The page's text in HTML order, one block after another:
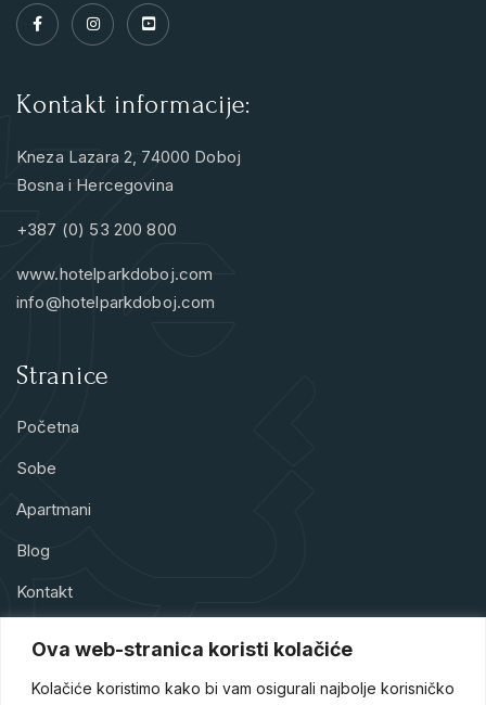
Ova web-stranica koristi kolačiće
Kolačiće koristimo kako bi vam osigurali najbolje korisničko
Kontakt informacije:
Kneza Lazara 2, 74000 Doboj
Bosna i Hercegovina
+387 (0) 53 200 800
www.hotelparkdoboj.com
info@hotelparkdoboj.com
Stranice
Početna
Sobe
Apartmani
Blog
Kontakt